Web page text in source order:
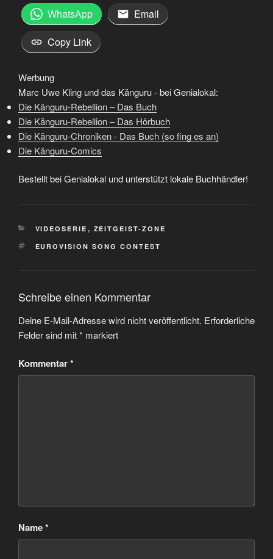
WhatsApp
Email
Copy Link
Werbung
Marc Uwe Kling und das Känguru - bei Genialokal:
Die Känguru-Rebellion – Das Buch
Die Känguru-Rebellion – Das Hörbuch
Die Känguru-Chroniken - Das Buch (so fing es an)
Die Känguru-Comics
Bestellt bei Genialokal und unterstützt lokale Buchhändler!
KATEGORIEN
VIDEOSERIE , ZEITGEIST-ZONE
SCHLAGWÖRTER
EUROVISION SONG CONTEST
Schreibe einen Kommentar
Deine E-Mail-Adresse wird nicht veröffentlicht. Erforderliche
Felder sind mit* markiert
Kommentar*
Name*